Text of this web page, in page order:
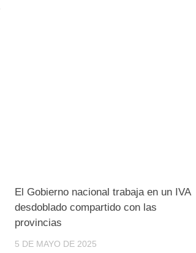
El Gobierno nacional trabaja en un IVA
desdoblado compartido con las
provincias
5 DE MAYO DE 2025